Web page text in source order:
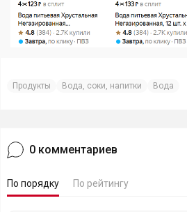
Продукты Вода, соки, напитки Вода
0 комментариев
По порядку По рейтингу